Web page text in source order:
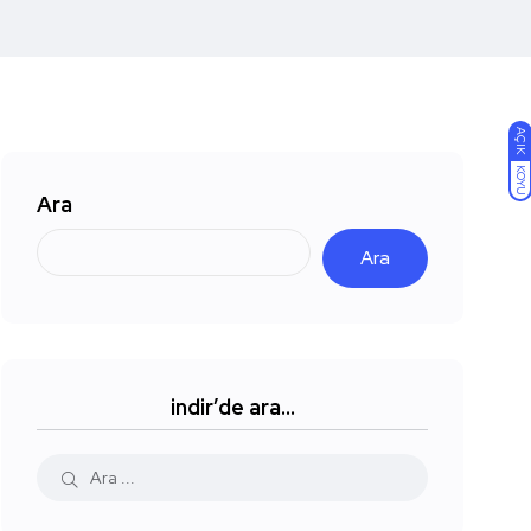
AÇIK
KOYU
Ara
Ara
indir’de ara…